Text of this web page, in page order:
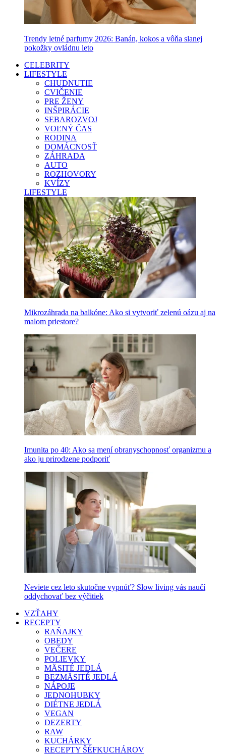
Trendy letné parfumy 2026: Banán, kokos a vôňa slanej
pokožky ovládnu leto
CELEBRITY
LIFESTYLE
CHUDNUTIE
CVIČENIE
PRE ŽENY
INŠPIRÁCIE
SEBAROZVOJ
VOĽNÝ ČAS
RODINA
DOMÁCNOSŤ
ZÁHRADA
AUTO
ROZHOVORY
KVÍZY
LIFESTYLE
Mikrozáhrada na balkóne: Ako si vytvoriť zelenú oázu aj na
malom priestore?
Imunita po 40: Ako sa mení obranyschopnosť organizmu a
ako ju prirodzene podporiť
Neviete cez leto skutočne vypnúť? Slow living vás naučí
oddychovať bez výčitiek
VZŤAHY
RECEPTY
RAŇAJKY
OBEDY
VEČERE
POLIEVKY
MÄSITÉ JEDLÁ
BEZMÄSITÉ JEDLÁ
NÁPOJE
JEDNOHUBKY
DIÉTNE JEDLÁ
VEGAN
DEZERTY
RAW
KUCHÁRKY
RECEPTY ŠÉFKUCHÁROV